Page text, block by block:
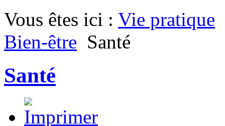
Vous êtes ici : Vie pratique
Bien-être Santé
Santé